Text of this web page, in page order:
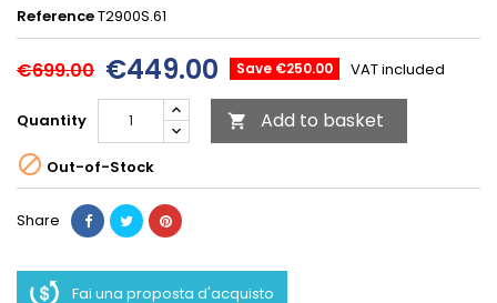
ReferenceT2900S.61
€699.00 €449.00 Save €250.00 VAT included
Quantity  Add to basket
 Out-of-Stock
Share
Fai una proposta d'acquisto